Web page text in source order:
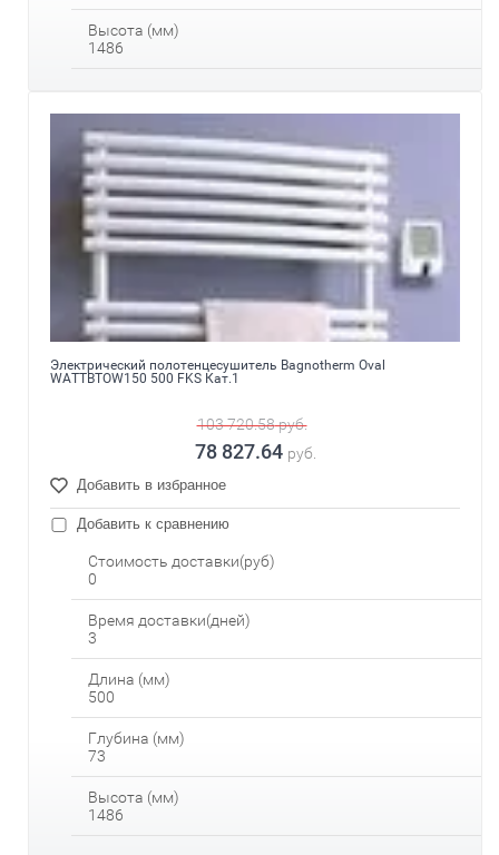
Высота (мм)
1486
Электрический полотенцесушитель Bagnotherm Oval
WATTBTOW150 500 FKS Кат.1
103 720.58руб.
78 827.64 руб.
Добавить в избранное
Добавить к сравнению
Стоимость доставки(руб)
0
Время доставки(дней)
3
Длина (мм)
500
Глубина (мм)
73
Высота (мм)
1486